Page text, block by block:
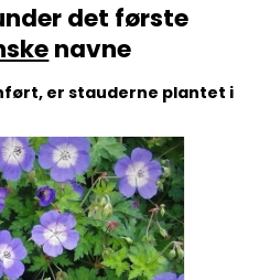
det første
navne
er stauderne plantet i